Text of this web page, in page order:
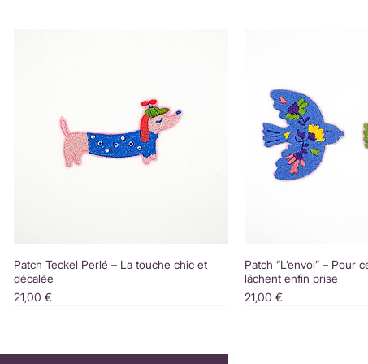
Patch Teckel Perlé – La touche chic et
décalée
Prix
21,00 €
Patch “L’envol” – Pour
lâchent enfin prise
Prix
21,00 €